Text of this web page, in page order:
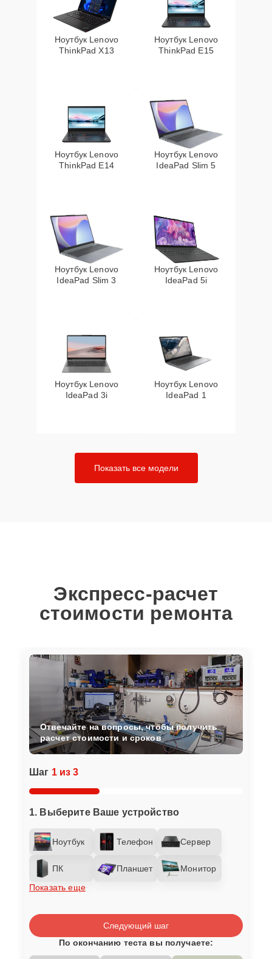
Ноутбук Lenovo
ThinkPad X13
Ноутбук Lenovo
ThinkPad E15
Ноутбук Lenovo
ThinkPad E14
Ноутбук Lenovo
IdeaPad Slim 5
Ноутбук Lenovo
IdeaPad Slim 3
Ноутбук Lenovo
IdeaPad 5i
Ноутбук Lenovo
IdeaPad 3i
Ноутбук Lenovo
IdeaPad 1
Показать все модели
Экспресс-расчет
стоимости ремонта
Шаг 1 из 3
1. Выберите Ваше устройство
Ноутбук Телефон Сервер
ПК Планшет
Монитор
Показать еще
Отвечайте на вопросы, чтобы получить
расчет стоимости и сроков
Следующий шаг
По окончанию теста вы получаете: